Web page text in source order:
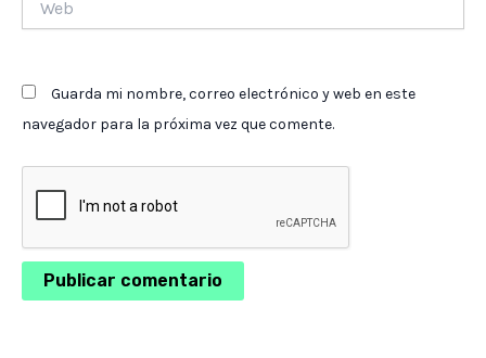
Guarda mi nombre, correo electrónico y web en este
navegador para la próxima vez que comente.